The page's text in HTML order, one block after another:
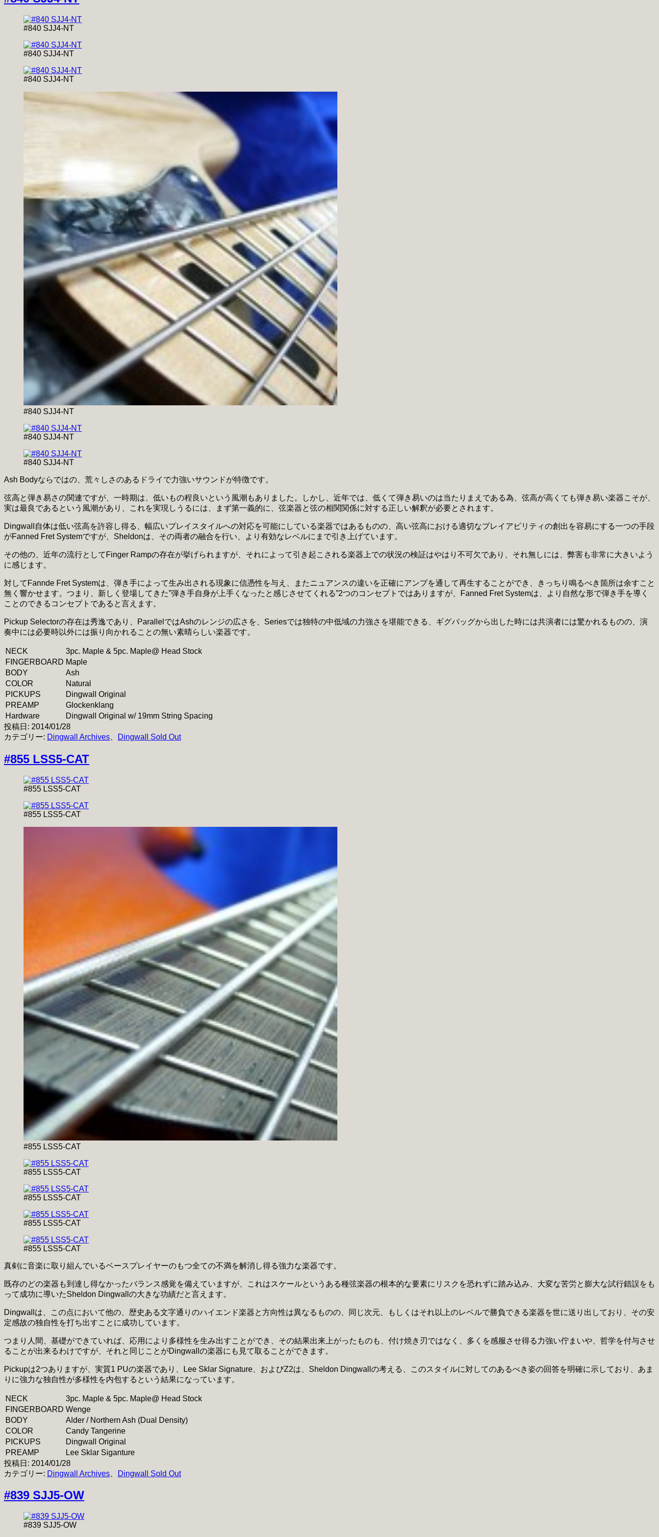
#840 SJJ4-NT
#840 SJJ4-NT
#840 SJJ4-NT
#840 SJJ4-NT
#840 SJJ4-NT
#840 SJJ4-NT
Ash Bodyならではの、荒々しさのあるドライで力強いサウンドが特徴です。
弦高と弾き易さの関連ですが、一時期は、低いもの程良いという風潮もありました。しかし、近年では、低くて弾き易いのは当たりまえである為、弦高が高くても弾き易い楽器こそが、
実は最良であるという風潮があり、これを実現しうるには、まず第一義的に、弦楽器と弦の相関関係に対する正しい解釈が必要とされます。
Dingwall自体は低い弦高を許容し得る、幅広いプレイスタイルへの対応を可能にしている楽器ではあるものの、高い弦高における適切なプレイアビリティの創出を容易にする一つの手段
がFanned Fret Systemですが、Sheldonは、その両者の融合を行い、より有効なレベルにまで引き上げています。
その他の、近年の流行としてFinger Rampの存在が挙げられますが、それによって引き起こされる楽器上での状況の検証はやはり不可欠であり、それ無しには、弊害も非常に大きいよう
に感じます。
対してFannde Fret Systemは、弾き手によって生み出される現象に信憑性を与え、またニュアンスの違いを正確にアンプを通して再生することができ、きっちり鳴るべき箇所は余すこと
無く響かせます。つまり、新しく登場してきた”弾き手自身が上手くなったと感じさせてくれる”2つのコンセプトではありますが、Fanned Fret Systemは、より自然な形で弾き手を導く
ことのできるコンセプトであると言えます。
Pickup Selectorの存在は秀逸であり、ParallelではAshのレンジの広さを、Seriesでは独特の中低域の力強さを堪能できる、ギグバッグから出した時には共演者には驚かれるものの、演
奏中には必要時以外には振り向かれることの無い素晴らしい楽器です。
NECK
3pc. Maple & 5pc. Maple@ Head Stock
FINGERBOARD Maple
BODY
Ash
COLOR
Natural
PICKUPS
Dingwall Original
PREAMP
Glockenklang
Hardware
Dingwall Original w/ 19mm String Spacing
投稿日: 2014/01/28
カテゴリー: Dingwall Archives Dingwall Sold Out
#855 LSS5-CAT
#855 LSS5-CAT
#855 LSS5-CAT
#855 LSS5-CAT
#855 LSS5-CAT
#855 LSS5-CAT
#855 LSS5-CAT
#855 LSS5-CAT
真剣に音楽に取り組んでいるベースプレイヤーのもつ全ての不満を解消し得る強力な楽器です。
既存のどの楽器も到達し得なかったバランス感覚を備えていますが、これはスケールというある種弦楽器の根本的な要素にリスクを恐れずに踏み込み、大変な苦労と膨大な試行錯誤をも
って成功に導いたSheldon Dingwallの大きな功績だと言えます。
Dingwallは、この点において他の、歴史ある文字通りのハイエンド楽器と方向性は異なるものの、同じ次元、もしくはそれ以上のレベルで勝負できる楽器を世に送り出しており、その安
定感故の独自性を打ち出すことに成功しています。
つまり人間、基礎ができていれば、応用により多様性を生み出すことができ、その結果出来上がったものも、付け焼き刃ではなく、多くを感服させ得る力強い佇まいや、哲学を付与させ
ることが出来るわけですが、それと同じことがDingwallの楽器にも見て取ることができます。
Pickupは2つありますが、実質1 PUの楽器であり、Lee Sklar Signature、およびZ2は、Sheldon Dingwallの考える、このスタイルに対してのあるべき姿の回答を明確に示しており、あま
りに強力な独自性が多様性を内包するという結果になっています。
NECK
3pc. Maple & 5pc. Maple@ Head Stock
FINGERBOARD Wenge
BODY
Alder / Northern Ash (Dual Density)
COLOR
Candy Tangerine
PICKUPS
Dingwall Original
PREAMP
Lee Sklar Siganture
投稿日: 2014/01/28
カテゴリー: Dingwall Archives Dingwall Sold Out
#839 SJJ5-OW
#839 SJJ5-OW